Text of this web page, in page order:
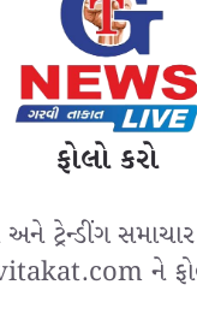
ફોલો કરો
અને ટ્રેન્ડીંગ
ને